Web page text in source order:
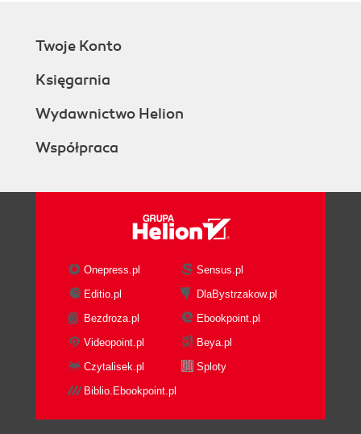
Twoje Konto
Księgarnia
Wydawnictwo Helion
Współpraca
Onepress.pl
Sensus.pl
Editio.pl
DlaBystrzakow.pl
Bezdroza.pl
Ebookpoint.pl
Videopoint.pl
Beya.pl
Czytalisek.pl
Sploty
Biblio.Ebookpoint.pl